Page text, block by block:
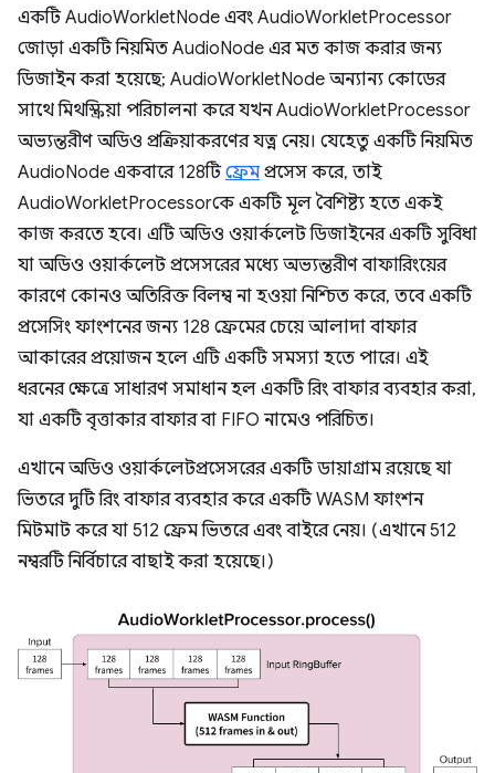
একটি AudioWorkletNode এবং AudioWorkletProcessor
জোড়া একটি নিয়মিত AudioNode এর মত কাজ করার জন্য
ডিজাইন করা হয়েছে; AudioWorkletNode অন্যান্য কোডের
সাথে মিথস্ক্রিয়া পরিচালনা করে যখন AudioWorkletProcessor
অভ্যন্তরীণ অডিও প্রক্রিয়াকরণের যত্ন নেয়। যেহেতু একটি নিয়মিত
AudioNode একবারে 128টিফ্রেম প্রসেস করে, তাই
AudioWorkletProcessorকে একটি মূল বৈশিষ্ট্য হতে একই
কাজ করতে হবে। এটি অডিও ওয়ার্কলেট ডিজাইনের একটি সুবিধা
যা অডিও ওয়ার্কলেট প্রসেসরের মধ্যে অভ্যন্তরীণ বাফারিংয়ের
কারণে কোনও অতিরিক্ত বিলম্ব না হওয়া নিশ্চিত করে, তবে একটি
প্রসেসিং ফাংশনের জন্য 128 ফ্রেমের চেয়ে আলাদা বাফার
আকারের প্রয়োজন হলে এটি একটি সমস্যা হতে পারে। এই
ধরনের ক্ষেত্রে সাধারণ সমাধান হল একটি রিং বাফার ব্যবহার করা,
যা একটি বৃত্তাকার বাফার বা FIFO নামেও পরিচিত।
এখানে অডিও ওয়ার্কলেটপ্রসেসরের একটি ডায়াগ্রাম রয়েছে যা
ভিতরে দুটি রিং বাফার ব্যবহার করে একটি WASM ফাংশন
মিটমাট করে যা 512 ফ্রেম ভিতরে এবং বাইরে নেয়। (এখানে 512
নম্বরটি নির্বিচারে বাছাই করা হয়েছে।)